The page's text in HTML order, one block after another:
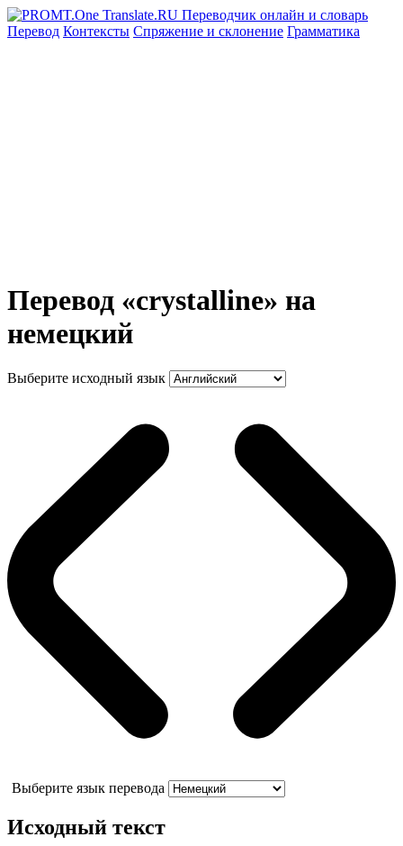
Перевод Контексты Спряжение и склонение Грамматика
Перевод «crystalline» на
немецкий
Выберите исходный язык
Выберите язык перевода
Исходный текст